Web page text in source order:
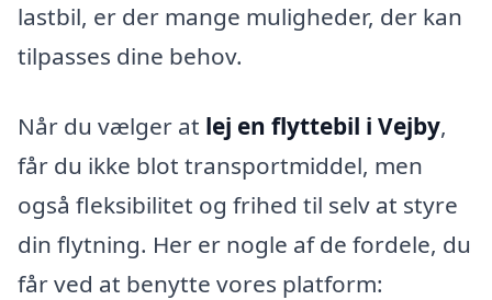
lastbil, er der mange muligheder, der kan
tilpasses dine behov.
Når du vælger at lej en flyttebil i Vejby,
får du ikke blot transportmiddel, men
også fleksibilitet og frihed til selv at styre
din flytning. Her er nogle af de fordele, du
får ved at benytte vores platform: